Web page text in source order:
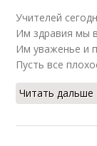
Учителей
Им здравия мы
Им уваженье и
Пусть все
Читать